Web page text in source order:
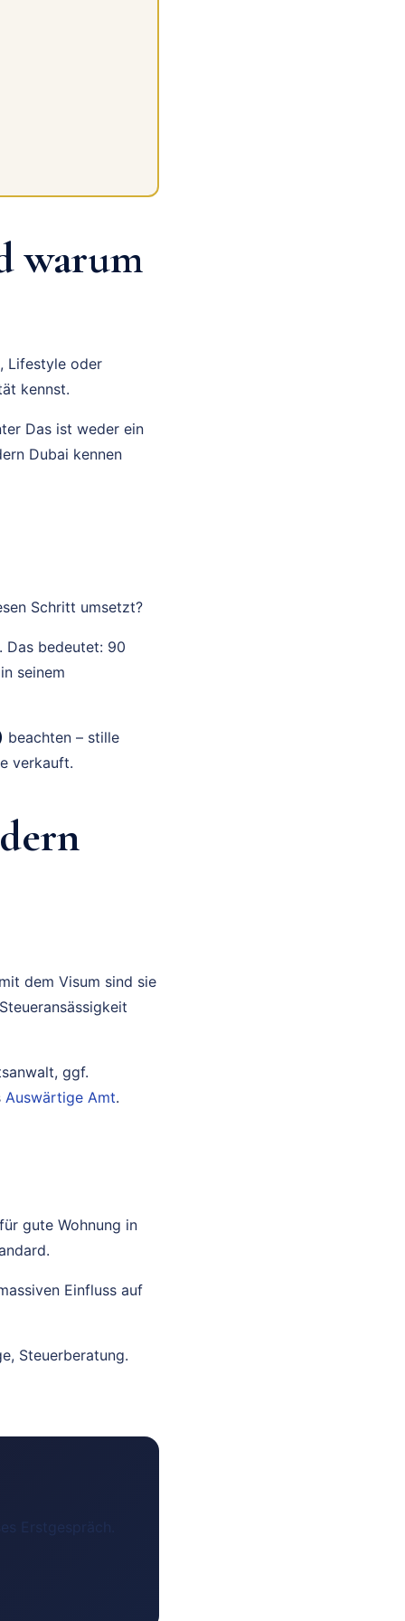
warum
Lifestyle oder
kennst.
Das ist weder ein
Dubai kennen
Schritt umsetzt?
bedeutet: 90
seinem
beachten – stille
verkauft.
dem Visum sind sie
ggf.
Auswärtige Amt.
gute Wohnung in
Einfluss auf
Steuerberatung.
Erstgespräch.